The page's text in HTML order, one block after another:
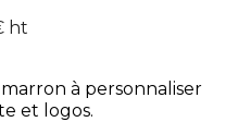
ht
à personnaliser
et logos.